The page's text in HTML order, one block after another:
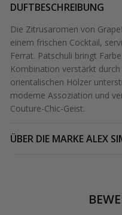
DUFTBESCHREIBUNG
Die Zitrusaromen von
einem frischen Cocktail,
Ferrat. Patschuli bringt
Kombination verstärkt
orientalischen Hölzer
moderne Assoziation und
Couture-Chic-Geist.
ÜBER DIE MARKEALEX